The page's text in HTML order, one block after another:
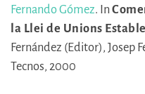
Fernando Gómez. In
la Llei de Unions
Fernández (Editor), Josep
Tecnos, 2000